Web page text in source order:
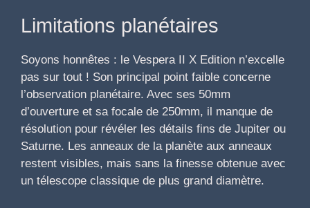
Limitations planétaires
Soyons honnêtes : le Vespera II X Edition n’excelle
pas sur tout ! Son principal point faible concerne
l’observation planétaire. Avec ses 50mm
d’ouverture et sa focale de 250mm, il manque de
résolution pour révéler les détails fins de Jupiter ou
Saturne. Les anneaux de la planète aux anneaux
restent visibles, mais sans la finesse obtenue avec
un télescope classique de plus grand diamètre.